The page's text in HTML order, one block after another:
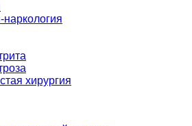
наркология
хирургия